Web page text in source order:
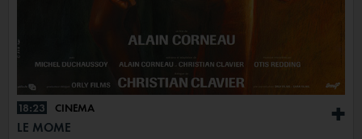
+
18:23 CINÉMA
LE MÔME